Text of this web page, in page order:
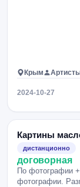
Крым
2024-10-27
Картины
дистанционно
договорная
По фотографии
фотографии.